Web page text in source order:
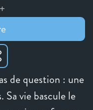
de question : une
Sa vie bascule le